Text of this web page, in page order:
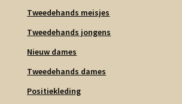
Tweedehands meisjes
Tweedehands jongens
Nieuw dames
Tweedehands dames
Positiekleding